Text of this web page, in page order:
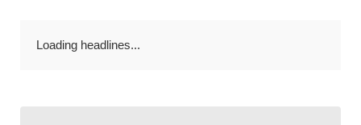
Loading headlines...